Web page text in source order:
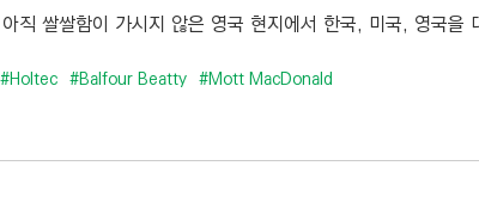
직 쌀쌀함이 가시지 않은 영국 현지에서 한국, 미국, 영국을
#Holtec #Balfour Beatty #Mott MacDonald